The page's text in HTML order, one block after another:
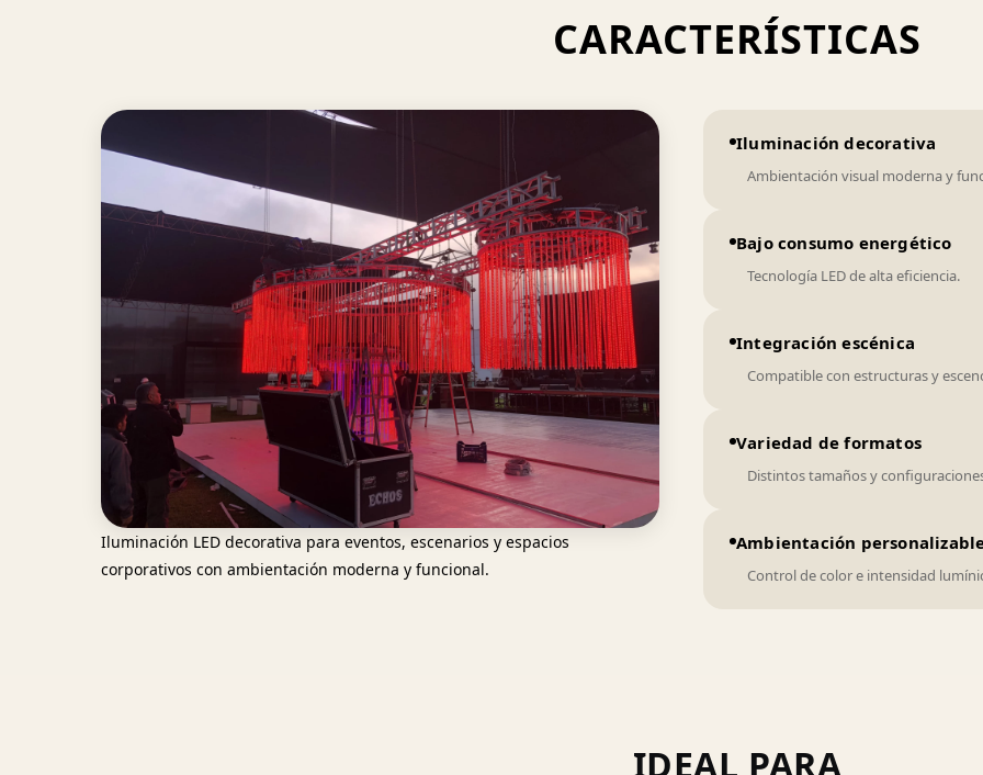
CARACTERÍSTICAS
Iluminación LED decorativa para eventos, escenarios y espacios
corporativos con ambientación moderna y funcional.
Iluminación decorativa
Ambientación visual moderna y
Bajo consumo energético
Tecnología LED de alta eficiencia.
Integración escénica
Compatible con estructuras y
Variedad de formatos
Distintos tamaños y
Ambientación
Control de color e intensidad
IDEAL PARA